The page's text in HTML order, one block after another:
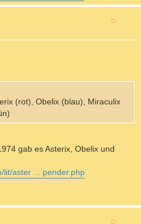
(rot), Obelix (blau), Miraculix
gab es Asterix, Obelix und
lit/aster ... pender.php